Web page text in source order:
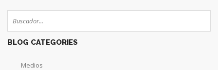
BLOG CATEGORIES
Medios